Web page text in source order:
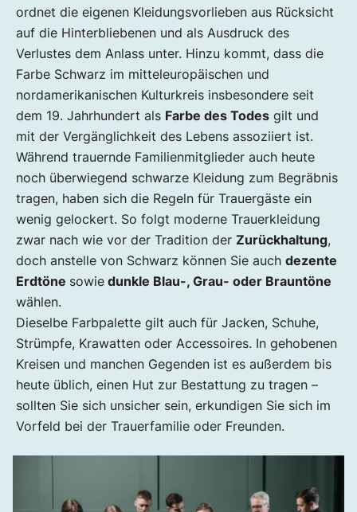
ordnet die eigenen Kleidungsvorlieben aus Rücksicht
auf die Hinterbliebenen und als Ausdruck des
Verlustes dem Anlass unter. Hinzu kommt, dass die
Farbe Schwarz im mitteleuropäischen und
nordamerikanischen Kulturkreis insbesondere seit
dem 19. Jahrhundert als Farbe des Todes gilt und
mit der Vergänglichkeit des Lebens assoziiert ist.
Während trauernde Familienmitglieder auch heute
noch überwiegend schwarze Kleidung zum Begräbnis
tragen, haben sich die Regeln für Trauergäste ein
wenig gelockert. So folgt moderne Trauerkleidung
zwar nach wie vor der Tradition der Zurückhaltung,
doch anstelle von Schwarz können Sie auch dezente
Erdtöne sowie dunkle Blau-, Grau- oder Brauntöne
wählen.
Dieselbe Farbpalette gilt auch für Jacken, Schuhe,
Strümpfe, Krawatten oder Accessoires. In gehobenen
Kreisen und manchen Gegenden ist es außerdem bis
heute üblich, einen Hut zur Bestattung zu tragen –
sollten Sie sich unsicher sein, erkundigen Sie sich im
Vorfeld bei der Trauerfamilie oder Freunden.